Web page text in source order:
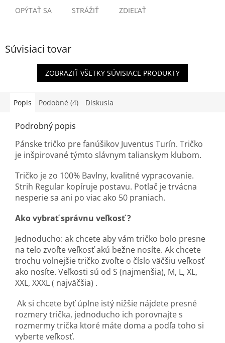
OPÝTAŤ SA STRÁŽIŤ ZDIEĽAŤ
Súvisiaci tovar
ZOBRAZIŤ VŠETKY SÚVISIACE PRODUKTY
Popis Podobné (4) Diskusia
Podrobný popis
Pánske tričko pre fanúšikov Juventus Turín. Tričko
je inšpirované týmto slávnym talianskym klubom.
Tričko je zo 100% Bavlny, kvalitné vypracovanie.
Strih Regular kopíruje postavu. Potlač je trvácna
nesperie sa ani po viac ako 50 praniach.
Ako vybrať správnu veľkosť ?
Jednoducho: ak chcete aby vám tričko bolo presne
na telo zvoľte veľkosť akú bežne nosíte. Ak chcete
trochu volnejšie tričko zvoľte o číslo väčšiu veľkosť
ako nosíte. Veľkosti sú od S (najmenšia), M, L, XL,
XXL, XXXL ( najväčšia) .
Ak si chcete byť úplne istý nižšie nájdete presné
rozmery trička, jednoducho ich porovnajte s
rozmermy trička ktoré máte doma a podľa toho si
vyberte veľkosť.